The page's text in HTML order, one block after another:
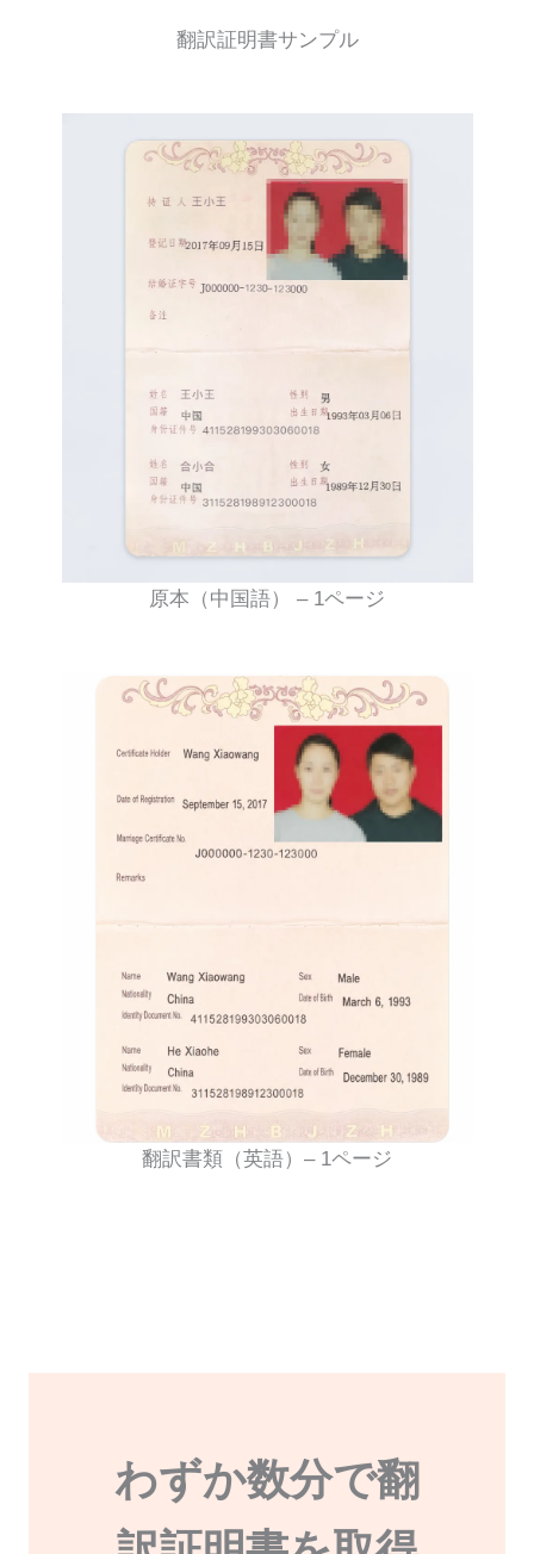
翻訳証明書サンプル
原本（中国語） – 1ページ
翻訳書類（英語）– 1ページ
わずか数分で翻